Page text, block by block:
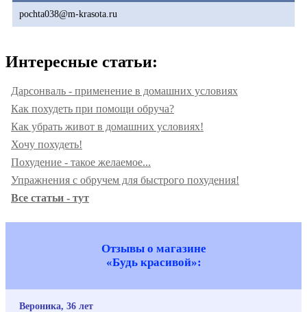
pochta038@m-krasota.ru
Интересные статьи:
Дарсонваль - применение в домашних условиях
Как похудеть при помощи обруча?
Как убрать живот в домашних условиях!
Хочу похудеть!
Похудение - такое желаемое...
Упражнения с обручем для быстрого похудения!
Все статьи - тут
Отзывы о магазине
«Будь красивой»:
Вероника, 36 лет